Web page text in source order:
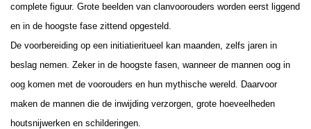
complete figuur. Grote beelden van clanvoorouders worden eerst liggend
en in de hoogste fase zittend opgesteld.
De voorbereiding op een initiatieritueel kan maanden, zelfs jaren in
beslag nemen. Zeker in de hoogste fasen, wanneer de mannen oog in
oog komen met de voorouders en hun mythische wereld. Daarvoor
maken de mannen die de inwijding verzorgen, grote hoeveelheden
houtsnijwerken en schilderingen.